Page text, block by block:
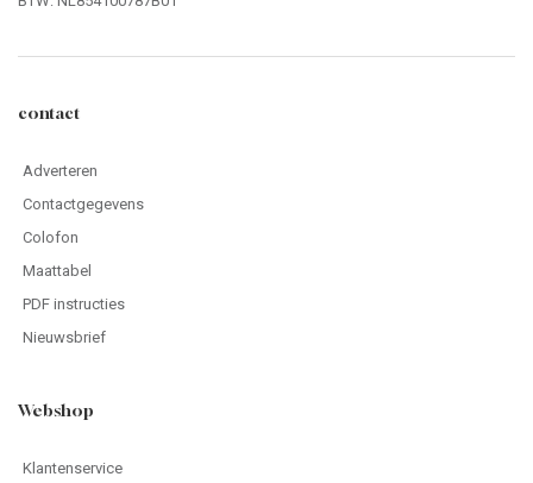
contact
Adverteren
Contactgegevens
Colofon
Maattabel
PDF instructies
Nieuwsbrief
Webshop
Klantenservice